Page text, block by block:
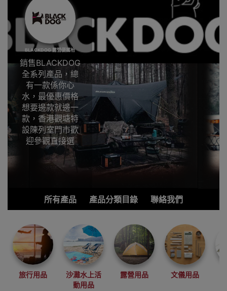
BLACKDOG 露營便攜枱
銷售BLACKDOG
全系列產品，總
有一款係你心
水，最優惠價格
想要邊款就邊一
款，香港觀塘特
設陳列室門市歡
迎參觀直接選
購。
綠、藍和紅等等
為你帶來全黑露
營感受
而BLACKDOG推
出了多款全黑互
外露營用品，為
露營人士帶來耳
所有產品 產品分類目錄 聯絡我們
旅行用品
沙灘水上活
動用品
露營用品 文儀用品